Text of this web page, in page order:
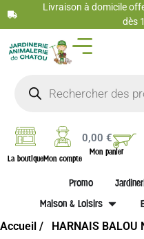
Livraison à domicile
dès
La boutiqueMon compte
0,00€
Mon panier
Promo
Maison & Loisirs
Accueil / HARNAIS BALOU